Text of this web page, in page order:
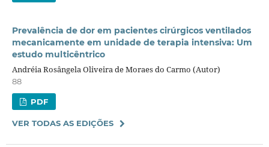
Prevalência de dor em pacientes cirúrgicos ventilados
mecanicamente em unidade de terapia intensiva: Um
estudo multicêntrico
Andréia Rosângela Oliveira de Moraes do Carmo (Autor)
88
PDF
VER TODAS AS EDIÇÕES